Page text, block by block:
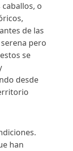
o
de las
pero
se
desde
han